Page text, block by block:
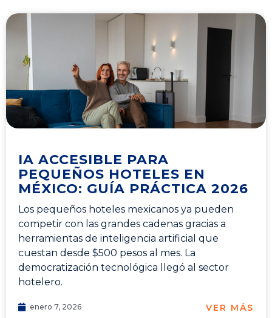
IA ACCESIBLE PARA
PEQUEÑOS HOTELES EN
MÉXICO: GUÍA PRÁCTICA 2026
Los pequeños hoteles mexicanos ya pueden
competir con las grandes cadenas gracias a
herramientas de inteligencia artificial que
cuestan desde $500 pesos al mes. La
democratización tecnológica llegó al sector
hotelero.
enero 7, 2026 VER MÁS